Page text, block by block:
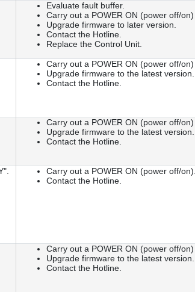
Evaluate fault buffer.
Carry out a POWER ON (power off/
Upgrade firmware to later version.
Contact the Hotline.
Replace the Control Unit.
Carry out a POWER ON (power off/
Upgrade firmware to the latest version.
Contact the Hotline.
Carry out a POWER ON (power off/
Upgrade firmware to the latest version.
Contact the Hotline.
Carry out a POWER ON (power off/on).
Contact the Hotline.
Carry out a POWER ON (power off/
Upgrade firmware to the latest version.
Contact the Hotline.